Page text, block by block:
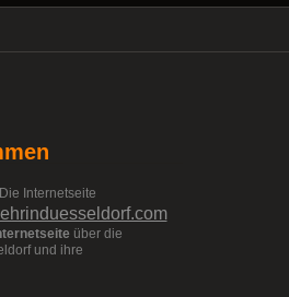
Internetseite
über die
und ihre